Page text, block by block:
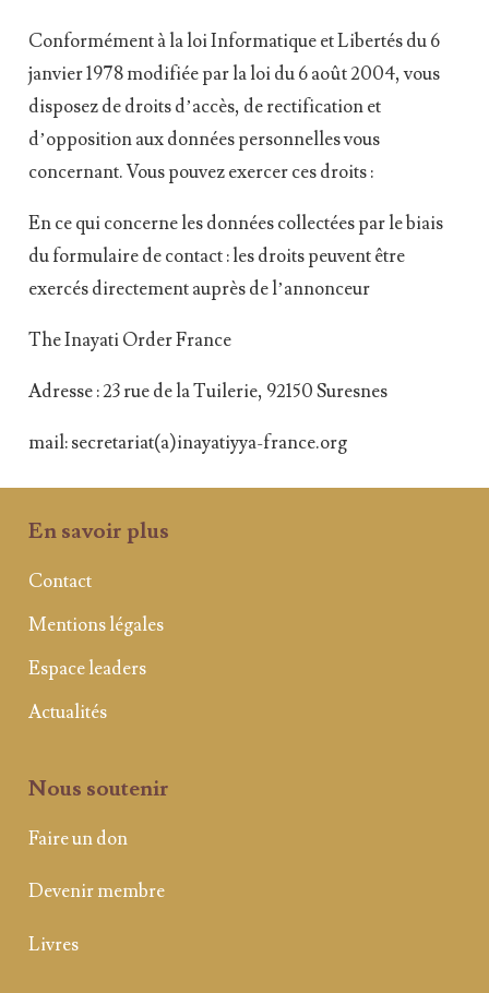
Conformément à la loi Informatique et Libertés du 6
janvier 1978 modifiée par la loi du 6 août 2004, vous
disposez de droits d’accès, de rectification et
d’opposition aux données personnelles vous
concernant. Vous pouvez exercer ces droits :
En ce qui concerne les données collectées par le biais
du formulaire de contact : les droits peuvent être
exercés directement auprès de l’annonceur
The Inayati Order France
Adresse : 23 rue de la Tuilerie, 92150 Suresnes
mail: secretariat(a)inayatiyya-france.org
En savoir plus
Contact
Mentions légales
Espace leaders
Actualités
Nous soutenir
Faire un don
Devenir membre
Livres